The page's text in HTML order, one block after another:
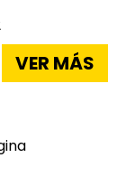
VER MÁS